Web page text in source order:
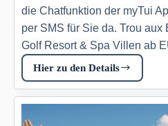
die Chatfunktion der myTui
per SMS für Sie da. Trou
Golf Resort & Spa Villen ab
Hier zu den Details
Trou
aux